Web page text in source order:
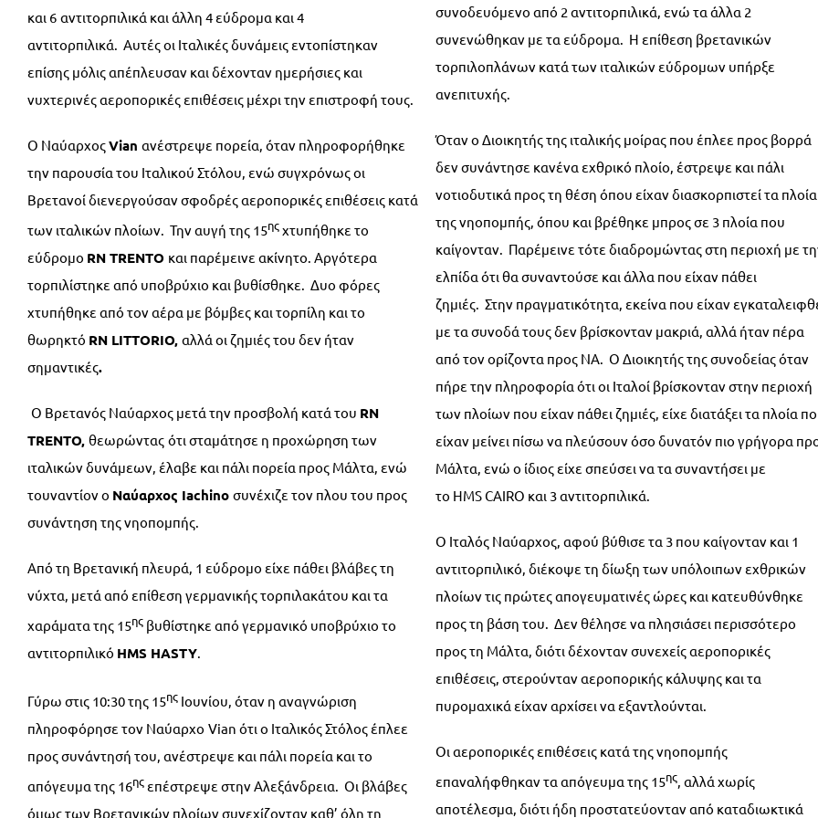
και 6 αντιτορπιλικά και άλλη 4 εύδρομα και 4
αντιτορπιλικά. Αυτές οι Ιταλικές δυνάμεις εντοπίστηκαν
επίσης μόλις απέπλευσαν και δέχονταν ημερήσιες και
νυχτερινές αεροπορικές επιθέσεις μέχρι την επιστροφή τους.
Ο ΝαύαρχοςVian ανέστρεψε πορεία, όταν πληροφορήθηκε
την παρουσία του Ιταλικού Στόλου, ενώ συγχρόνως οι
Βρετανοί διενεργούσαν σφοδρές αεροπορικές επιθέσεις κατά
των ιταλικών πλοίων. Την αυγή της 15ηςχτυπήθηκε το
εύδρομο RN TRENTO και παρέμεινε ακίνητο. Αργότερα
τορπιλίστηκε από υποβρύχιο και βυθίσθηκε. Δυο φόρες
χτυπήθηκε από τον αέρα με βόμβες και τορπίλη και το
θωρηκτό RN LITTORIO, αλλά οι ζημιές του δεν ήταν
σημαντικές.
Ο Βρετανός Ναύαρχος μετά την προσβολή κατά του RN
TRENTO, θεωρώντας ότι σταμάτησε η προχώρηση των
ιταλικών δυνάμεων, έλαβε και πάλι πορεία προς Μάλτα, ενώ
τουναντίον ο Ναύαρχος Iachino συνέχιζε τον πλου του προς
συνάντηση της νηοπομπής.
Από τη Βρετανική πλευρά, 1 εύδρομο είχε πάθει βλάβες τη
νύχτα, μετά από επίθεση γερμανικής τορπιλακάτου και τα
χαράματα της 15ης βυθίστηκε από γερμανικό υποβρύχιο το
αντιτορπιλικό HMS HASTY.
Γύρω στις 10:30 της 15ης Ιουνίου, όταν η αναγνώριση
πληροφόρησε τον Ναύαρχο Vian ότι ο Ιταλικός Στόλος έπλεε
προς συνάντησή του, ανέστρεψε και πάλι πορεία και το
απόγευμα της 16ηςεπέστρεψε στην Αλεξάνδρεια. Οι βλάβες
όμως των Βρετανικών πλοίων συνεχίζονταν καθ’ όλη τη
συνοδευόμενο από 2 αντιτορπιλικά, ενώ τα άλλα 2
συνενώθηκαν με τα εύδρομα. Η επίθεση βρετανικών
τορπιλοπλάνων κατά των ιταλικών εύδρομων υπήρξε
ανεπιτυχής.
Όταν ο Διοικητής της ιταλικής μοίρας που έπλεε προς βορρά
δεν συνάντησε κανένα εχθρικό πλοίο, έστρεψε και πάλι
νοτιοδυτικά προς τη θέση όπου είχαν διασκορπιστεί τα πλοία
της νηοπομπής, όπου και βρέθηκε μπρος σε 3 πλοία που
καίγονταν. Παρέμεινε τότε διαδρομώντας στη περιοχή με
ελπίδα ότι θα συναντούσε και άλλα που είχαν πάθει
ζημιές. Στην πραγματικότητα, εκείνα που είχαν
με τα συνοδά τους δεν βρίσκονταν μακριά, αλλά ήταν πέρα
από τον ορίζοντα προς ΝΑ. Ο Διοικητής της συνοδείας όταν
πήρε την πληροφορία ότι οι Ιταλοί βρίσκονταν στην περιοχή
των πλοίων που είχαν πάθει ζημιές, είχε διατάξει τα πλοία
είχαν μείνει πίσω να πλεύσουν όσο δυνατόν πιο γρήγορα
Μάλτα, ενώ ο ίδιος είχε σπεύσει να τα συναντήσει με
το HMS CAIRO και 3 αντιτορπιλικά.
Ο Ιταλός Ναύαρχος, αφού βύθισε τα 3 που καίγονταν και 1
αντιτορπιλικό, διέκοψε τη δίωξη των υπόλοιπων εχθρικών
πλοίων τις πρώτες απογευματινές ώρες και κατευθύνθηκε
προς τη βάση του. Δεν θέλησε να πλησιάσει περισσότερο
προς τη Μάλτα, διότι δέχονταν συνεχείς αεροπορικές
επιθέσεις, στερούνταν αεροπορικής κάλυψης και τα
πυρομαχικά είχαν αρχίσει να εξαντλούνται.
Οι αεροπορικές επιθέσεις κατά της νηοπομπής
επαναλήφθηκαν τα απόγευμα της 15ης, αλλά χωρίς
αποτέλεσμα, διότι ήδη προστατεύονταν από καταδιωκτικά